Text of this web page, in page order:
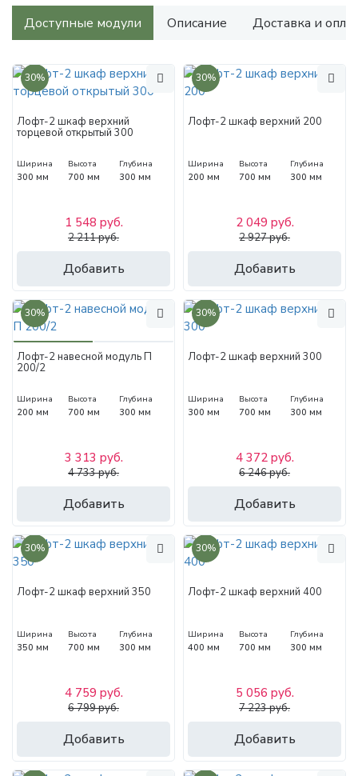
Доступные модули Описание Доставка и
30%
Лофт-2 шкаф верхний
торцевой открытый 300
Ширина
300 мм
Высота
700 мм
Глубина
300 мм
Добавить
1 548 руб.
2 211 руб.
30%
Лофт-2 шкаф верхний 200
Ширина
200 мм
Высота
700 мм
Глубина
300 мм
Добавить
2 049 руб.
2 927 руб.
30%
Лофт-2 навесной модуль П
200/2
Ширина
200 мм
Высота
700 мм
Глубина
300 мм
Добавить
3 313 руб.
4 733 руб.
30%
Лофт-2 шкаф верхний 300
Ширина
300 мм
Высота
700 мм
Глубина
300 мм
Добавить
4 372 руб.
6 246 руб.
30%
Лофт-2 шкаф верхний 350
Ширина
350 мм
Высота
700 мм
Глубина
300 мм
Добавить
4 759 руб.
6 799 руб.
30%
Лофт-2 шкаф верхний 400
Ширина
400 мм
Высота
700 мм
Глубина
300 мм
Добавить
5 056 руб.
7 223 руб.